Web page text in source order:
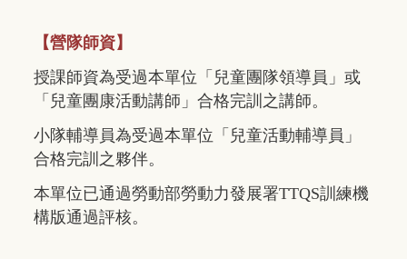
【營隊師資】
授課師資為受過本單位「兒童團隊領導員」或
「兒童團康活動講師」合格完訓之講師。
小隊輔導員為受過本單位「兒童活動輔導員」
合格完訓之夥伴。
本單位已通過勞動部勞動力發展署TTQS訓練機
構版通過評核。